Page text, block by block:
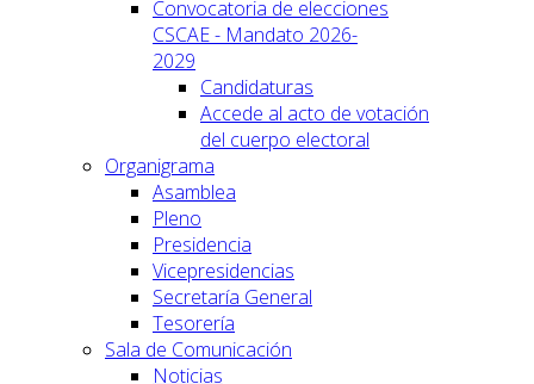
Convocatoria de elecciones
CSCAE - Mandato 2026-
2029
Candidaturas
Accede al acto de votación
del cuerpo electoral
Organigrama
Asamblea
Pleno
Presidencia
Vicepresidencias
Secretaría General
Tesorería
Sala de Comunicación
Noticias